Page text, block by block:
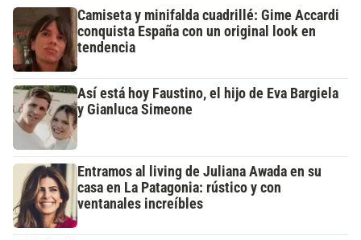
Camiseta y minifalda cuadrillé: Gime Accardi
conquista España con un original look en
tendencia
Así está hoy Faustino, el hijo de Eva Bargiela
y Gianluca Simeone
Entramos al living de Juliana Awada en su
casa en La Patagonia: rústico y con
ventanales increíbles